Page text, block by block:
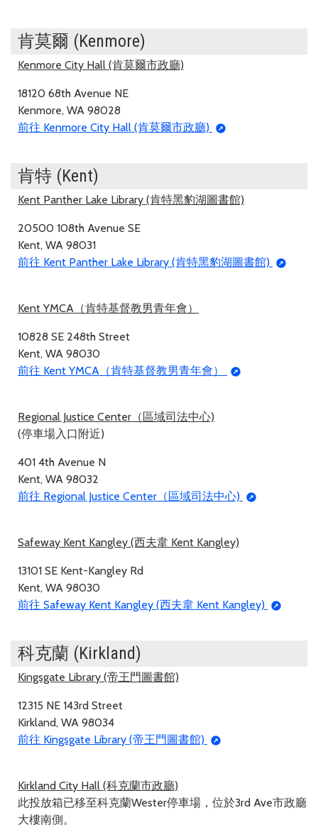
肯莫爾 (Kenmore)
Kenmore City Hall (肯莫爾市政廳)
18120 68th Avenue NE
Kenmore, WA 98028
前往 Kenmore City Hall (肯莫爾市政廳)
肯特 (Kent)
Kent Panther Lake Library (肯特黑豹湖圖書館)
20500 108th Avenue SE
Kent, WA 98031
前往 Kent Panther Lake Library (肯特黑豹湖圖書館)
Kent YMCA（肯特基督教男青年會）
10828 SE 248th Street
Kent, WA 98030
前往 Kent YMCA（肯特基督教男青年會）
Regional Justice Center（區域司法中心)
(停車場入口附近)
401 4th Avenue N
Kent, WA 98032
前往 Regional Justice Center（區域司法中心)
Safeway Kent Kangley (西夫韋 Kent Kangley)
13101 SE Kent-Kangley Rd
Kent, WA 98030
前往 Safeway Kent Kangley (西夫韋 Kent Kangley)
科克蘭 (Kirkland)
Kingsgate Library (帝王門圖書館)
12315 NE 143rd Street
Kirkland, WA 98034
前往 Kingsgate Library (帝王門圖書館)
Kirkland City Hall (科克蘭市政廳)
此投放箱已移至科克蘭Wester停車場，位於3rd Ave市政廳
大樓南側。